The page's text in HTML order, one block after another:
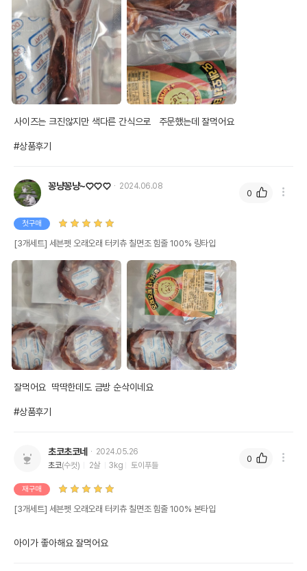
사이즈는 크진않지만 색다른 간식으로   주문했는데 잘먹어요
#상품후기
꽁냥꽁냥~♡♡♡ 2024.06.08
첫구매
[3개세트] 세븐펫 오래오래 터키츄 칠면조 힘줄 100% 링타입
잘먹어요  딱딱한데도 금방 순삭이네요
#상품후기
0
초코초코네
2024.05.26
초코(수컷) 2살 3kg 토이푸들
재구매
[3개세트] 세븐펫 오래오래 터키츄 칠면조 힘줄 100% 본타입
아이가 좋아해요 잘먹어요
0